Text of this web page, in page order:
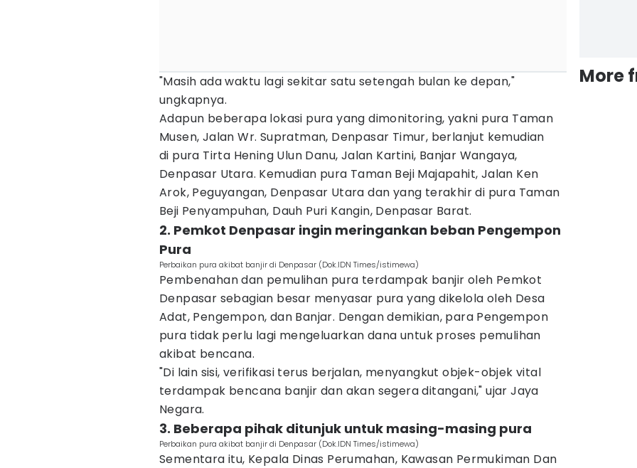
"Masih ada waktu lagi sekitar satu setengah bulan ke depan,"
ungkapnya.
Adapun beberapa lokasi pura yang dimonitoring, yakni pura Taman
Musen, Jalan Wr. Supratman, Denpasar Timur, berlanjut kemudian
di pura Tirta Hening Ulun Danu, Jalan Kartini, Banjar Wangaya,
Denpasar Utara. Kemudian pura Taman Beji Majapahit, Jalan Ken
Arok, Peguyangan, Denpasar Utara dan yang terakhir di pura Taman
Beji Penyampuhan, Dauh Puri Kangin, Denpasar Barat.
2. Pemkot Denpasar ingin meringankan beban Pengempon
Pura
Perbaikan pura akibat banjir di Denpasar (Dok.IDN Times/istimewa)
Pembenahan dan pemulihan pura terdampak banjir oleh Pemkot
Denpasar sebagian besar menyasar pura yang dikelola oleh Desa
Adat, Pengempon, dan Banjar. Dengan demikian, para Pengempon
pura tidak perlu lagi mengeluarkan dana untuk proses pemulihan
akibat bencana.
"Di lain sisi, verifikasi terus berjalan, menyangkut objek-objek vital
terdampak bencana banjir dan akan segera ditangani," ujar Jaya
Negara.
3. Beberapa pihak ditunjuk untuk masing-masing pura
Perbaikan pura akibat banjir di Denpasar (Dok.IDN Times/istimewa)
Sementara itu, Kepala Dinas Perumahan, Kawasan Permukiman Dan
More